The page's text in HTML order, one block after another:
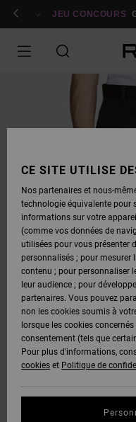
Se connecter / s'inscrire
JEU CONCOURS
CE SITE UTILISE
Nos partenaires et nous-
technologie équivalente pour
informations sur votre
(comme vos données de
utilisées pour vous présenter
personnalisés ; pour mesurer
contenu ; pour personnaliser
leur audience ; pour
partenaires. Vous pouvez
non les cookies soumis à
lorsque les cookies
consentement (tels que
Pour plus d'informations,
cookies et Politique de